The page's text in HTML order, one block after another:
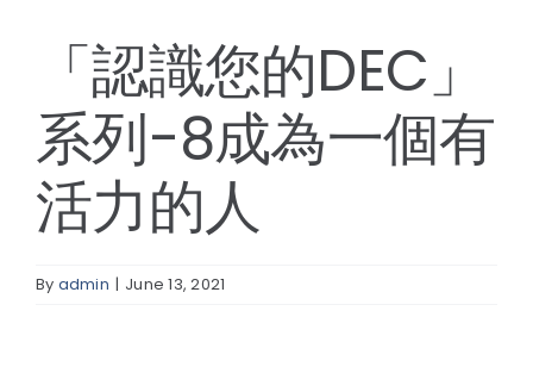
「認識您的DEC」
系列-8成為一個有
活力的人
By admin | June 13, 2021